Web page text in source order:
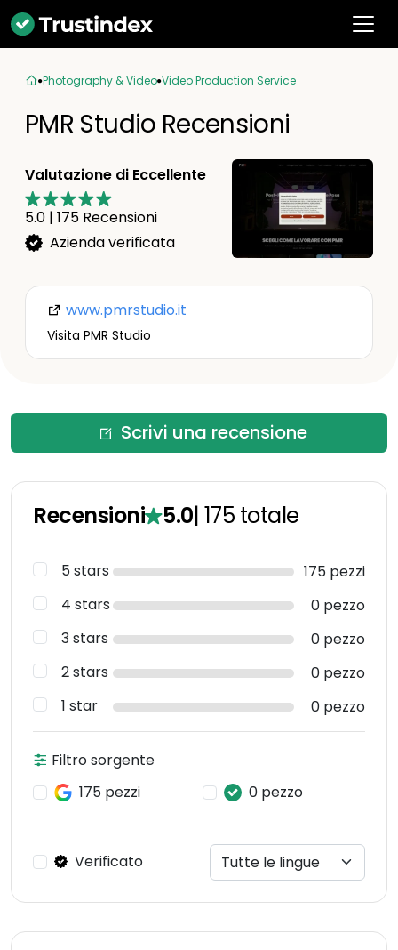
Photography & Video Video Production Service
PMR Studio Recensioni
Valutazione di Eccellente
5.0 | 175 Recensioni
Azienda verificata
www.pmrstudio.it
Visita PMR Studio
Scrivi una recensione
Recensioni 5.0| 175 totale
5 stars
175 pezzi
4 stars
0 pezzo
3 stars
0 pezzo
2 stars
0 pezzo
1 star
0 pezzo
Filtro sorgente
175 pezzi
0 pezzo
Verificato